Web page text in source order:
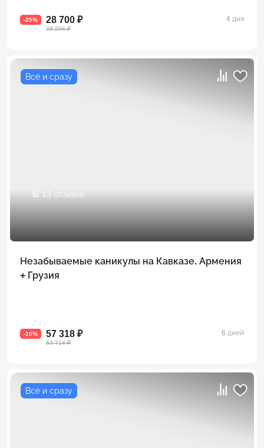
-25% 28 700 ₽
38 294 ₽
4 дня
Всё и сразу
5/ 13 отзывов
Незабываемые каникулы на Кавказе. Армения
+ Грузия
-10% 57 318 ₽
63 714 ₽
6 дней
Всё и сразу